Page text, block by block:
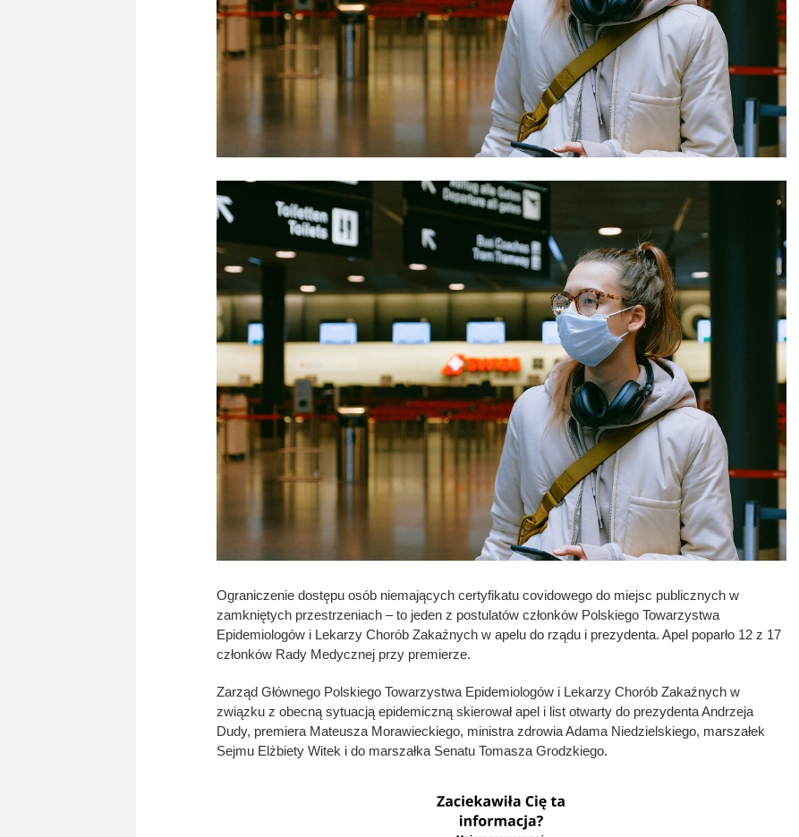
Ograniczenie dostępu osób niemających certyfikatu covidowego do miejsc publicznych w
zamkniętych przestrzeniach – to jeden z postulatów członków Polskiego Towarzystwa
Epidemiologów i Lekarzy Chorób Zakaźnych w apelu do rządu i prezydenta. Apel poparło 12 z 17
członków Rady Medycznej przy premierze.
Zarząd Głównego Polskiego Towarzystwa Epidemiologów i Lekarzy Chorób Zakaźnych w
związku z obecną sytuacją epidemiczną skierował apel i list otwarty do prezydenta Andrzeja
Dudy, premiera Mateusza Morawieckiego, ministra zdrowia Adama Niedzielskiego, marszałek
Sejmu Elżbiety Witek i do marszałka Senatu Tomasza Grodzkiego.